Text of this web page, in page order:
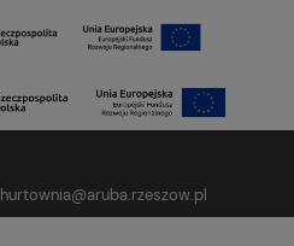
hurtownia@aruba.rzeszow.pl